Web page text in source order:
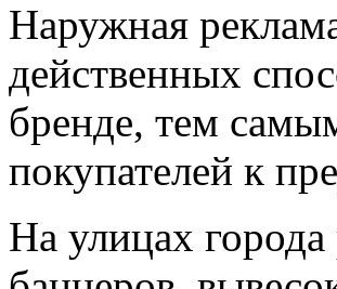
Наружная
действенных
бренде, тем
покупателей к
На улицах